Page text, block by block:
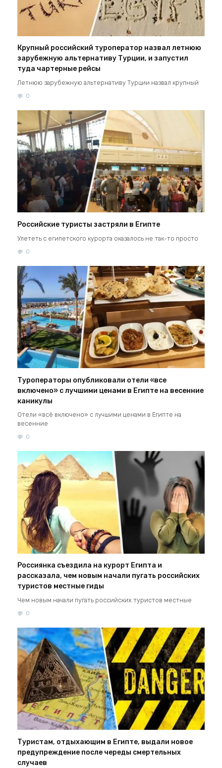
Крупный российский туроператор назвал летнюю
зарубежную альтернативу Турции, и запустил
туда чартерные рейсы
Летнюю зарубежную альтернативу Турции назвал крупный
0
Российские туристы застряли в Египте
Улететь с египетского курорта оказалось не так-то просто
0
Туроператоры опубликовали отели «все
включено» с лучшими ценами в Египте на весенние
каникулы
Отели «всё включено» с лучшими ценами в Египте на
весенние
0
Россиянка съездила на курорт Египта и
рассказала, чем новым начали пугать российских
туристов местные гиды
Чем новым начали пугать российских туристов местные
0
Туристам, отдыхающим в Египте, выдали новое
предупреждение после череды смертельных
случаев